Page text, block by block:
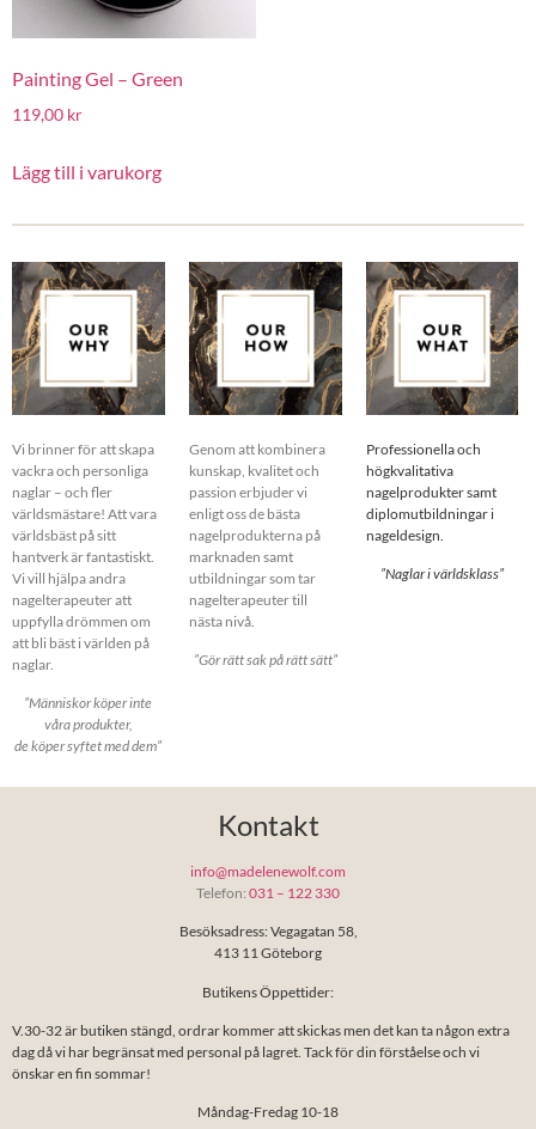
Painting Gel – Green
119,00 kr
Lägg till i varukorg
Vi brinner för att skapa
vackra och personliga
naglar – och fler
världsmästare! Att vara
världsbäst på sitt
hantverk är fantastiskt.
Vi vill hjälpa andra
nagelterapeuter att
uppfylla drömmen om
att bli bäst i världen på
naglar.
”Människor köper inte
våra produkter,
de köper syftet med dem”
Genom att kombinera
kunskap, kvalitet och
passion erbjuder vi
enligt oss de bästa
nagelprodukterna på
marknaden samt
utbildningar som tar
nagelterapeuter till
nästa nivå.
”Gör rätt sak på rätt sätt”
Professionella och
högkvalitativa
nagelprodukter samt
diplomutbildningar i
nageldesign.
”Naglar i världsklass”
Kontakt
info@madelenewolf.com
Telefon: 031 – 122 330
Besöksadress: Vegagatan 58,
413 11 Göteborg
Butikens Öppettider:
V.30-32 är butiken stängd, ordrar kommer att skickas men det kan ta någon extra
dag då vi har begränsat med personal på lagret. Tack för din förståelse och vi
önskar en fin sommar!
Måndag-Fredag 10-18